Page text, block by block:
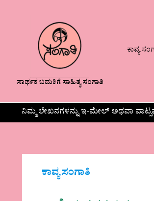
ಸಾರ್ಥಕ ಬದುಕಿಗೆ ಸಾಹಿತ್ಯ ಸಂಗಾತಿ
ಕಾವ್ಯ
ನಿಮ್ಮ ಲೇಖನಗಳನ್ನು ಇ-ಮೇಲ್ ಅಥವಾ
ಕಾವ್ಯ ಸಂಗಾತಿ